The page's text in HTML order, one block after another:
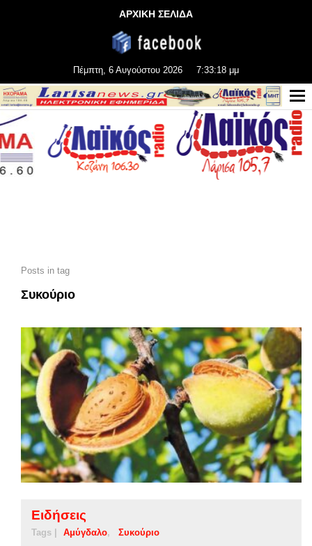
ΑΡΧΙΚΗ ΣΕΛΙΔΑ
Πέμπτη, 6 Αυγούστου 2026 7:33:20 μμ
Posts in tag
Συκούριο
Ειδήσεις
Tags | Αμύγδαλο Συκούριο